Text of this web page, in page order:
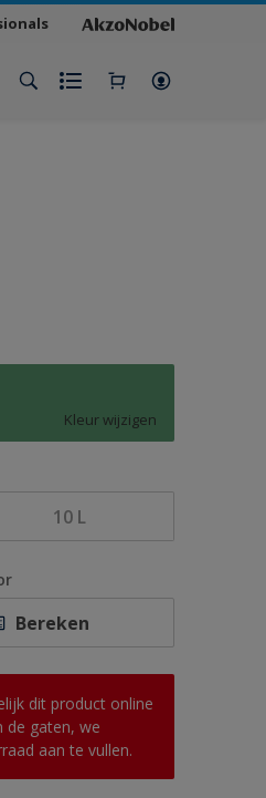
Kleur wijzigen
10 L
Bereken
dit product online
de gaten, we
aan te vullen.